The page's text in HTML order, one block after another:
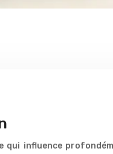
qui influence